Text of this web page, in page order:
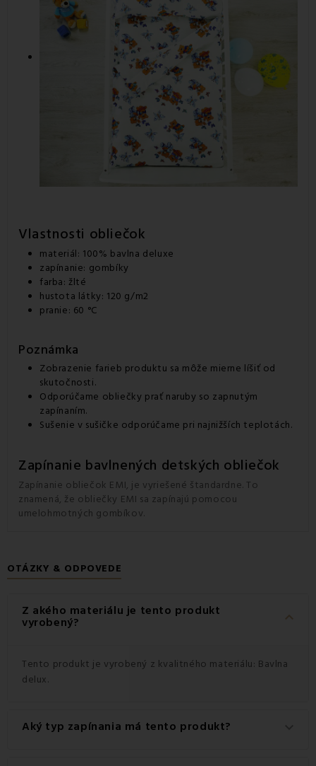
Vlastnosti obliečok
materiál: 100% bavlna deluxe
zapínanie: gombíky
farba: žlté
hustota látky: 120 g/m2
pranie: 60 °C
Poznámka
Zobrazenie farieb produktu sa môže mierne líšiť od
skutočnosti.
Odporúčame obliečky prať naruby so zapnutým
zapínaním.
Sušenie v sušičke odporúčame pri najnižších teplotách.
Zapínanie bavlnených detských obliečok
Zapínanie obliečok EMI, je vyriešené štandardne. To
znamená, že obliečky EMI sa zapínajú pomocou
umelohmotných gombíkov.
OTÁZKY & ODPOVEDE
Z akého materiálu je tento produkt
vyrobený? keyboard_arrow_down
Tento produkt je vyrobený z kvalitného materiálu: Bavlna
delux.
Aký typ zapínania má tento produkt?